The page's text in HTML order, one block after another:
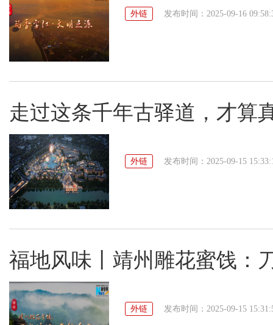
外链 发布时间：2025-09-16
走过这条千年古驿道，才算
外链 发布时间：2025-09-15
福地风味丨靖州雕花蜜饯：
外链 发布时间：2025-09-15